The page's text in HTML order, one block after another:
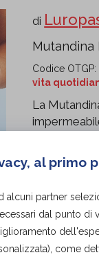
di
Mutandina
Codice OTGP:
vita
La
Questo
e
disagi,
al primo
alcuni partner
dal punto di
come